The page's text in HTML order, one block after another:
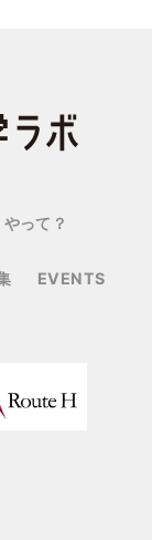
やって？
EVENTS